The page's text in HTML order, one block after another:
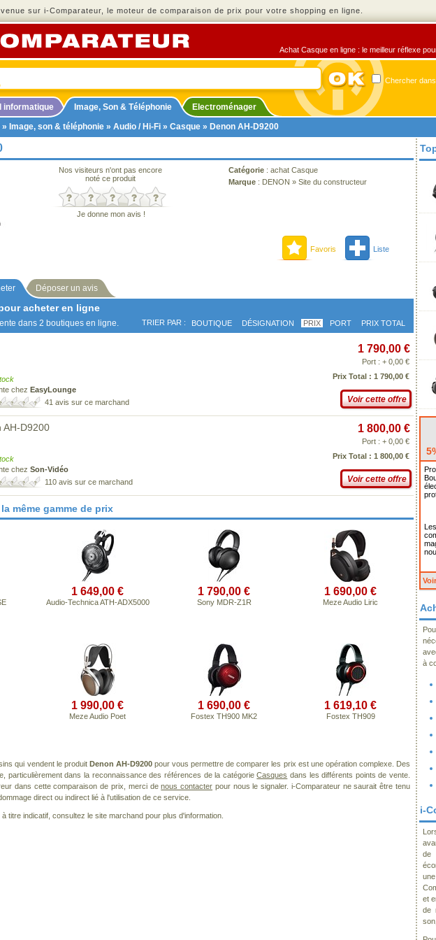
sur i-Comparateur, le moteur de comparaison de prix pour votre shopping en ligne.
Achat Casque en ligne : le meilleur réflexe
Chercher
informatique Image, Son & Téléphonie
Electroménager
» Image, son & téléphonie » Audio / Hi-Fi » Casque » Denon AH-D9200
Nos visiteurs n'ont pas encore
noté ce produit
Je donne mon avis !
Catégorie : achat Casque
Marque : DENON » Site du constructeur
Favoris Liste
Déposer un avis
acheter en ligne
dans 2 boutiques en ligne. TRIER PAR : BOUTIQUE DÉSIGNATION PRIX PORT PRIX TOTAL
chez EasyLounge
41 avis sur ce marchand
1 790,00 €
Port : + 0,00 €
Prix Total : 1 790,00 €
Voir cette offre
AH-D9200
chez Son-Vidéo
110 avis sur ce marchand
1 800,00 €
Port : + 0,00 €
Prix Total : 1 800,00 €
Voir cette offre
même gamme de prix
1 649,00 €
Audio-Technica ATH-ADX5000
1 790,00 €
Sony MDR-Z1R
1 690,00 €
Meze Audio Liric
1 990,00 €
Meze Audio Poet
1 690,00 €
Fostex TH900 MK2
1 619,10 €
Fostex TH909
qui vendent le produit Denon AH-D9200pour vous permettre de comparer les prix est une opération complexe. Des
particulièrement dans la reconnaissance des références de la catégorieCasques dans les différents points de vente.
dans cette comparaison de prix, merci denous contacter pour nous le signaler. i-Comparateur ne saurait être tenu
direct ou indirect lié à l'utilisation de ce service.
titre indicatif, consultez le site marchand pour plus d'information.
à
i-
de
et
de